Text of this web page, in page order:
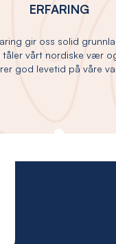
ERFARING
gir oss solid
tåler vårt nordiske vær
god levetid på våre